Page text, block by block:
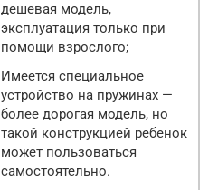
дешевая модель,
эксплуатация только при
помощи взрослого;
Имеется специальное
устройство на пружинах —
более дорогая модель, но
такой конструкцией ребенок
может пользоваться
самостоятельно.